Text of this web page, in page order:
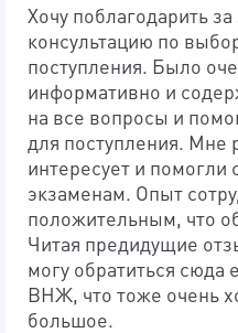
Хочу поблагодарить
консультацию по
поступления. Было
информативно и
на все вопросы и
для поступления. Мне
интересует и помогли
экзаменам. Опыт
положительным, что
Читая предидущие
могу обратиться
ВНЖ, что тоже очень
большое.